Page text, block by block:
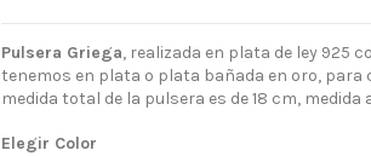
Pulsera Griega, realizada en plata de ley 925
tenemos en plata o plata bañada en oro, para
medida total de la pulsera es de 18 cm, medida
Elegir Color